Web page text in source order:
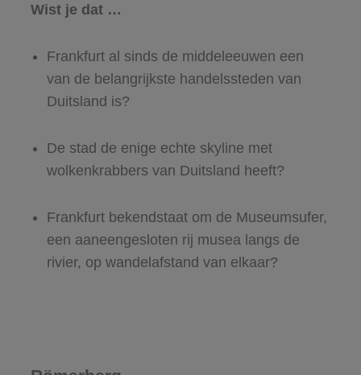
Wist je dat …
Frankfurt al sinds de middeleeuwen een
van de belangrijkste handelssteden van
Duitsland is?
De stad de enige echte skyline met
wolkenkrabbers van Duitsland heeft?
Frankfurt bekendstaat om de Museumsufer,
een aaneengesloten rij musea langs de
rivier, op wandelafstand van elkaar?